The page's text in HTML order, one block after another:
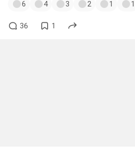
6 4 3 2 1 1
36 1